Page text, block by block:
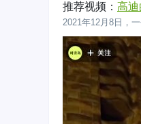
推荐视频： 高迪
2021年12月8日，